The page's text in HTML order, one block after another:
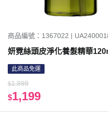
商品編號：1367022 |
妍霓絲頭皮淨化養髮精華
此商品免運
$1,899
$1,199